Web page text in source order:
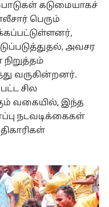
கடுமையாகச்
பெரும்
அவசர
வருகின்றனர்.
சில
வகையில், இந்த
நடவடிக்கைகள்